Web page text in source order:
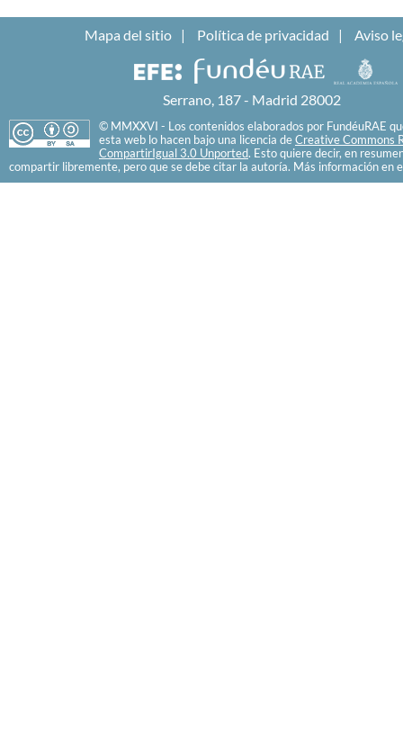
Mapa del sitio Política de privacidad Aviso
Serrano, 187 - Madrid 28002
© MMXXVI - Los contenidos elaborados por FundéuRAE
esta web lo hacen bajo una licencia de Creative Commons
CompartirIgual 3.0 Unported. Esto quiere decir, en
compartir libremente, pero que se debe citar la autoría. Más información en